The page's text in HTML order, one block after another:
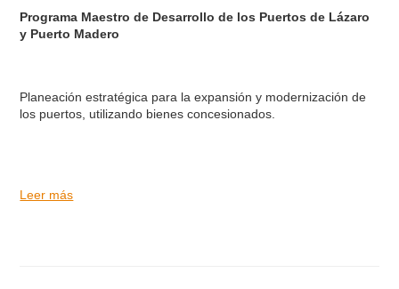
Programa Maestro de Desarrollo de los Puertos de Lázaro
y Puerto Madero
Planeación estratégica para la expansión y modernización de
los puertos, utilizando bienes concesionados.
Leer más